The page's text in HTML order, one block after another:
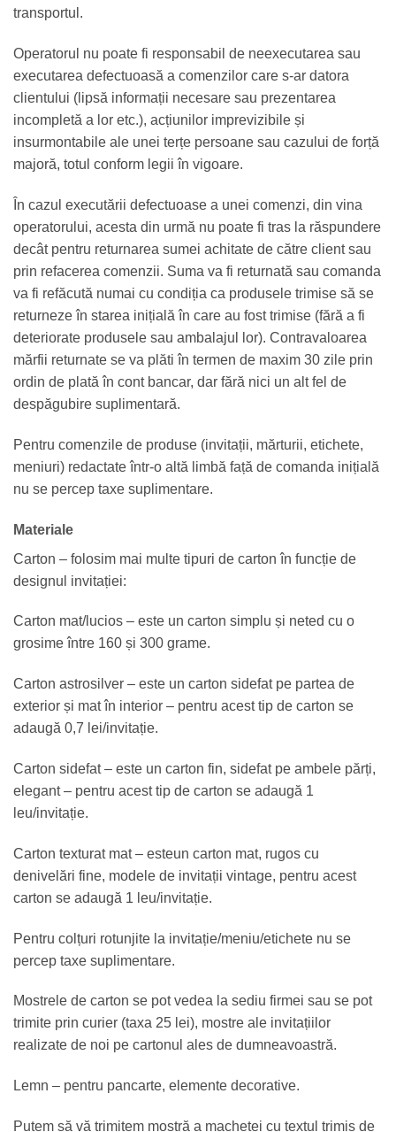
transportul .
Operatorul nu poate fi responsabil de neexecutarea sau
executarea defectuoasă a comenzilor care s-ar datora
clientului (lipsă informații necesare sau prezentarea
incompletă a lor etc.), acțiunilor imprevizibile și
insurmontabile ale unei terțe persoane sau cazului de forță
majoră, totul conform legii în vigoare.
În cazul executării defectuoase a unei comenzi, din vina
operatorului, acesta din urmă nu poate fi tras la răspundere
decât pentru returnarea sumei achitate de către client sau
prin refacerea comenzii. Suma va fi returnată sau comanda
va fi refăcută numai cu condiția ca produsele trimise să se
returneze în starea inițială în care au fost trimise (fără a fi
deteriorate produsele sau ambalajul lor). Contravaloarea
mărfii returnate se va plăti în termen de maxim 30 zile prin
ordin de plată în cont bancar, dar fără nici un alt fel de
despăgubire suplimentară.
Pentru comenzile de produse (invitații, mărturii, etichete,
meniuri) redactate într-o altă limbă față de comanda inițială
nu se percep taxe suplimentare.
Materiale
Carton – folosim mai multe tipuri de carton în funcție de
designul invitației:
Carton mat/lucios – este un carton simplu și neted cu o
grosime între 160 și 300 grame.
Carton astrosilver – este un carton sidefat pe partea de
exterior și mat în interior – pentru acest tip de carton se
adaugă 0,7 lei/invitație.
Carton sidefat – este un carton fin, sidefat pe ambele părți,
elegant – pentru acest tip de carton se adaugă 1
leu/invitație.
Carton texturat mat – esteun carton mat, rugos cu
denivelări fine, modele de invitații vintage, pentru acest
carton se adaugă 1 leu/invitație.
Pentru colțuri rotunjite la invitație/meniu/etichete nu se
percep taxe suplimentare.
Mostrele de carton se pot vedea la sediu firmei sau se pot
trimite prin curier (taxa 25 lei), mostre ale invitațiilor
realizate de noi pe cartonul ales de dumneavoastră.
Lemn – pentru pancarte, elemente decorative.
Putem să vă trimitem mostră a machetei cu textul trimis de